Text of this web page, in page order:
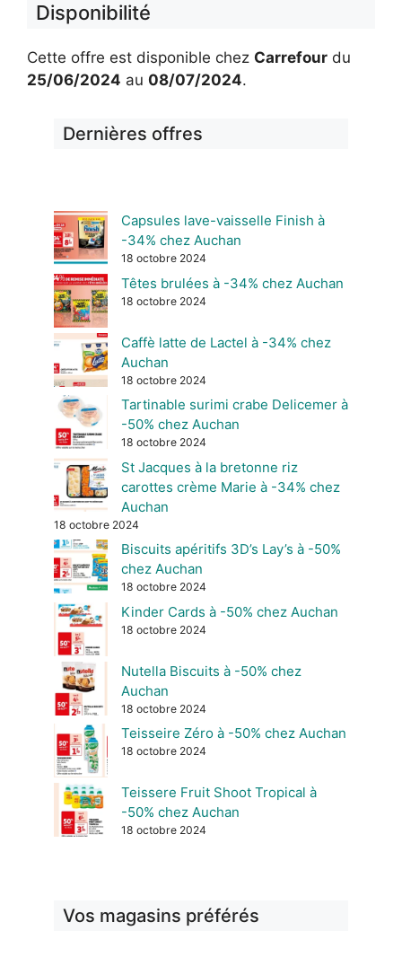
Disponibilité
Cette offre est disponible chez Carrefour du
25/06/2024 au 08/07/2024.
Dernières offres
Capsules lave-vaisselle Finish à
-34% chez Auchan
18 octobre 2024
Têtes brulées à -34% chez Auchan
18 octobre 2024
Caffè latte de Lactel à -34% chez
Auchan
18 octobre 2024
Tartinable surimi crabe Delicemer à
-50% chez Auchan
18 octobre 2024
St Jacques à la bretonne riz
carottes crème Marie à -34% chez
Auchan
18 octobre 2024
Biscuits apéritifs 3D’s Lay’s à -50%
chez Auchan
18 octobre 2024
Kinder Cards à -50% chez Auchan
18 octobre 2024
Nutella Biscuits à -50% chez
Auchan
18 octobre 2024
Teisseire Zéro à -50% chez Auchan
18 octobre 2024
Teissere Fruit Shoot Tropical à
-50% chez Auchan
18 octobre 2024
Vos magasins préférés